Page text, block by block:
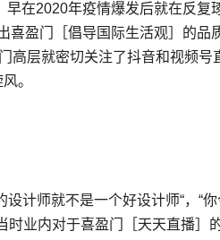
早在2020年疫情爆发后就在反复
喜盈门［倡导国际生活观］的品
高层就密切关注了抖音和视频号
。
计师就不是一个好设计师“，“
业内对于喜盈门［天天直播］